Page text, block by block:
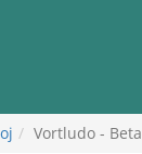
Vortludo -